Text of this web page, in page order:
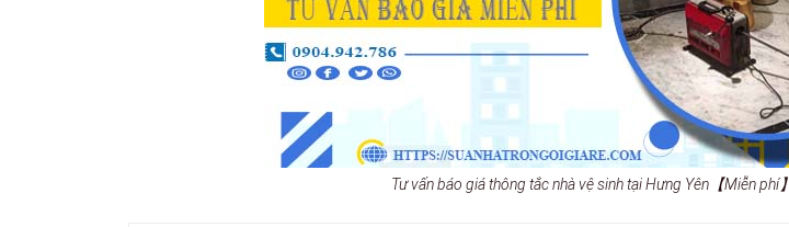
Tư vấn báo giá thông tắc nhà vệ sinh tại Hưng Yên【Miễn phí】